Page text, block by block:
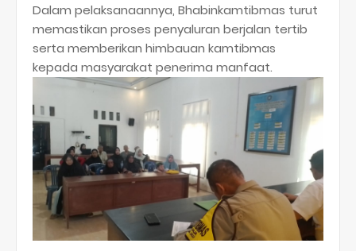
Dalam pelaksanaannya, Bhabinkamtibmas turut
memastikan proses penyaluran berjalan tertib
serta memberikan himbauan kamtibmas
kepada masyarakat penerima manfaat.